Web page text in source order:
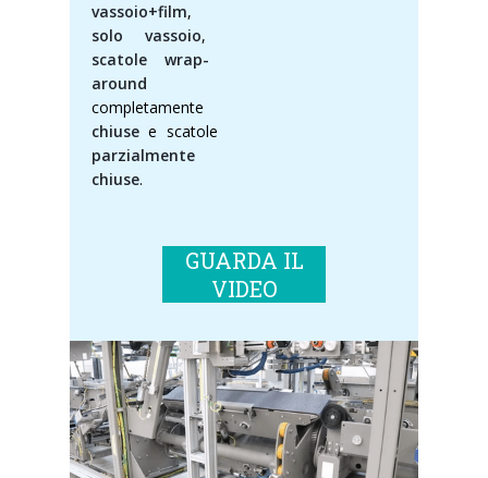
vassoio+film,
solo vassoio,
scatole wrap-
around
completamente
chiuse e scatole
parzialmente
chiuse.
GUARDA IL
VIDEO